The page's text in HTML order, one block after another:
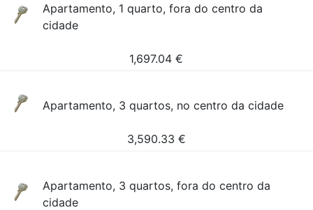
Apartamento, 1 quarto, fora do centro da
cidade
1,697.04 €
Apartamento, 3 quartos, no centro da cidade
3,590.33 €
Apartamento, 3 quartos, fora do centro da
cidade